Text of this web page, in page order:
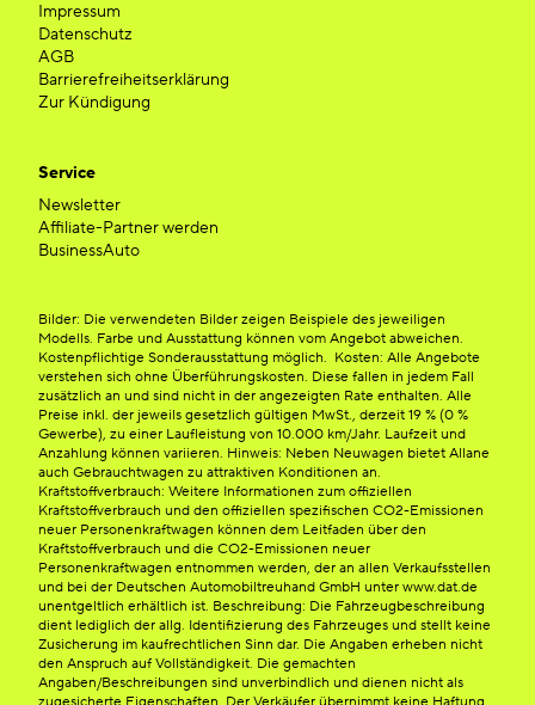
Impressum
Datenschutz
AGB
Barrierefreiheitserklärung
Zur Kündigung
Service
Newsletter
Affiliate-Partner werden
BusinessAuto
Bilder: Die verwendeten Bilder zeigen Beispiele des jeweiligen
Modells. Farbe und Ausstattung können vom Angebot abweichen.
Kostenpflichtige Sonderausstattung möglich. Kosten: Alle Angebote
verstehen sich ohne Überführungskosten. Diese fallen in jedem Fall
zusätzlich an und sind nicht in der angezeigten Rate enthalten. Alle
Preise inkl. der jeweils gesetzlich gültigen MwSt., derzeit 19 % (0 %
Gewerbe), zu einer Laufleistung von 10.000 km/Jahr. Laufzeit und
Anzahlung können variieren. Hinweis: Neben Neuwagen bietet Allane
auch Gebrauchtwagen zu attraktiven Konditionen an.
Kraftstoffverbrauch: Weitere Informationen zum offiziellen
Kraftstoffverbrauch und den offiziellen spezifischen CO2-Emissionen
neuer Personenkraftwagen können dem Leitfaden über den
Kraftstoffverbrauch und die CO2-Emissionen neuer
Personenkraftwagen entnommen werden, der an allen Verkaufsstellen
und bei der Deutschen Automobiltreuhand GmbH unter www.dat.de
unentgeltlich erhältlich ist. Beschreibung: Die Fahrzeugbeschreibung
dient lediglich der allg. Identifizierung des Fahrzeuges und stellt keine
Zusicherung im kaufrechtlichen Sinn dar. Die Angaben erheben nicht
den Anspruch auf Vollständigkeit. Die gemachten
Angaben/Beschreibungen sind unverbindlich und dienen nicht als